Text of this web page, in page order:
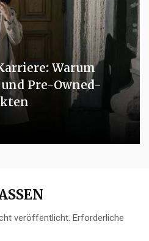
Warum
Pre-Owned-
veröffentlicht. Erforderliche